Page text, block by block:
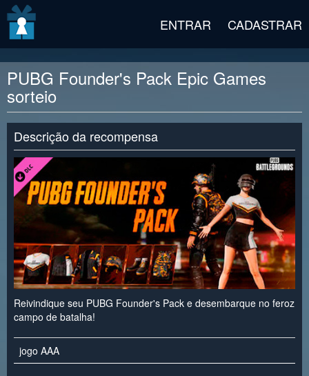
ENTRAR CADASTRAR
PUBG Founder's Pack Epic Games
sorteio
Descrição da recompensa
Reivindique seu PUBG Founder's Pack e desembarque no feroz
campo de batalha!
jogo AAA